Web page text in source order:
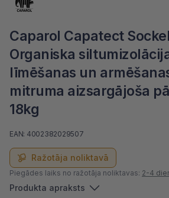
Caparol Capatect
Organiska
līmēšanas un
mitruma aizsargājoša
18kg
Ražotāja noliktavā
EAN: 4002382029507
Piegādes laiks no ražotāja noliktavas: 2-4
Produkta apraksts